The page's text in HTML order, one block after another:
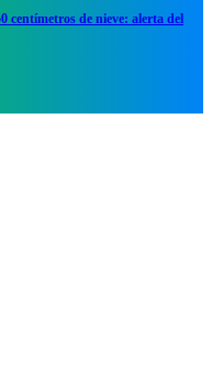
centímetros de nieve: alerta del